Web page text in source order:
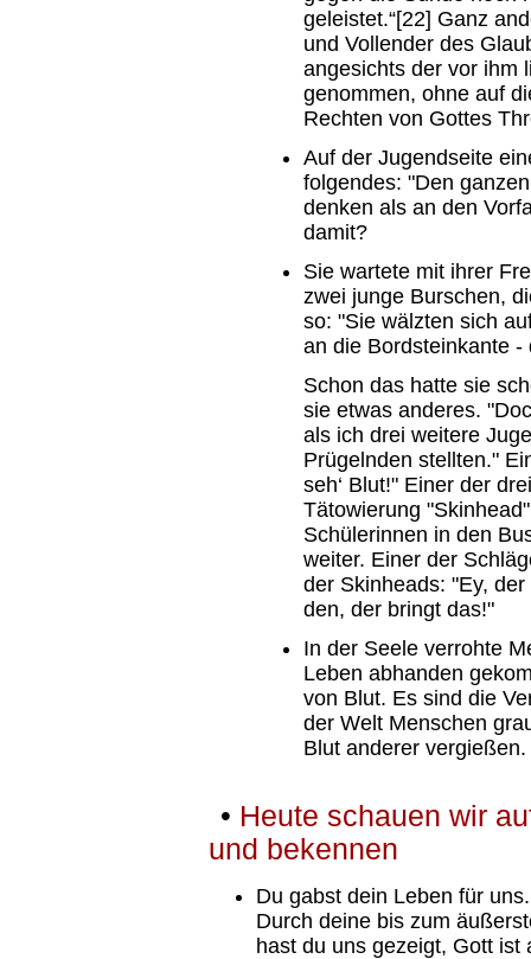
geleistet.“[22] Ganz
und Vollender des
angesichts der vor ihm
genommen, ohne auf
Rechten von Gottes
Auf der Jugendseite
folgendes: "Den
denken als an den
damit?
Sie wartete mit ihrer
zwei junge Burschen,
so: "Sie wälzten sich
an die Bordsteinkante -
Schon das hatte sie
sie etwas anderes.
als ich drei weitere
Prügelnden stellten."
seh‘ Blut!" Einer der
Tätowierung
Schülerinnen in den
weiter. Einer der
der Skinheads: "Ey,
den, der bringt das!"
In der Seele verrohte
Leben abhanden
von Blut. Es sind die
der Welt Menschen
Blut anderer vergießen.
• Heute schauen wir
und bekennen
Du gabst dein Leben für
Durch deine bis zum
hast du uns gezeigt, Gott